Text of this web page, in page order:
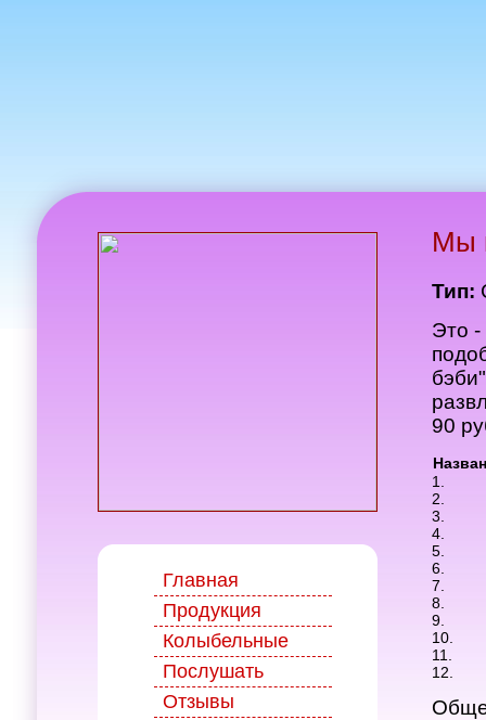
Главная
Продукция
Колыбельные
Послушать
Отзывы
Мы
Тип:
Это
90
1.
2.
3.
4.
5.
6.
7.
8.
9.
10.
11.
12.